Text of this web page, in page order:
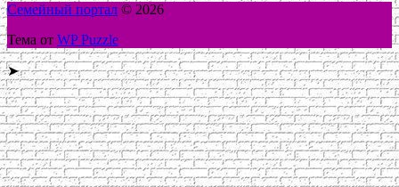
Семейный портал © 2026
Тема от WP Puzzle
➤